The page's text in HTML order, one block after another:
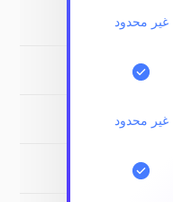
غير محدود
غير محدود